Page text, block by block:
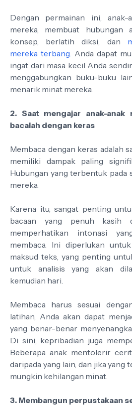
Dengan permainan ini, anak-
mereka, membuat hubungan
konsep, berlatih diksi, dan
mereka terbang. Anda dapat
ingat dari masa kecil Anda
menggabungkan buku-buku
menarik minat mereka.
2. Saat mengajar anak-anak
bacalah dengan keras
Membaca dengan keras adalah
memiliki dampak paling
Hubungan yang terbentuk pada
mereka.
Karena itu, sangat penting
bacaan yang penuh kasih
memperhatikan intonasi
membaca. Ini diperlukan
maksud teks, yang penting
untuk analisis yang akan
kemudian hari.
Membaca harus sesuai
latihan, Anda akan dapat
yang benar-benar
Di sini, kepribadian juga
Beberapa anak mentolerir
daripada yang lain, dan jika yang
mungkin kehilangan minat.
3. Membangun perpustakaan